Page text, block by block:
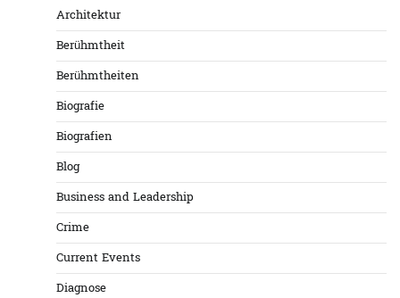
Architektur
Berühmtheit
Berühmtheiten
Biografie
Biografien
Blog
Business and Leadership
Crime
Current Events
Diagnose